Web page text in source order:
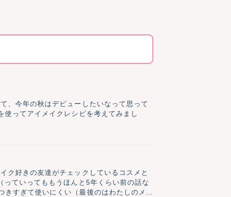
、今年の秋はデビューしたいなって思って
ってアイメイクレシピを考えてみまし
ク好きの友達がチェックしているコスメと
ていってももうほんと5年くらい前の話な
すぎて使いにくい（最後のはわたしのメイ